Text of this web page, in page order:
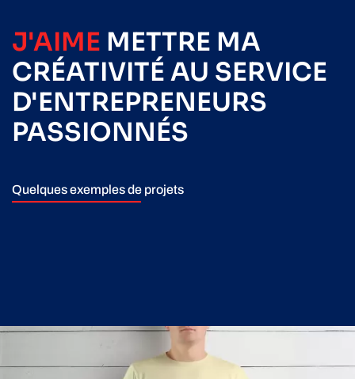
J'AIME METTRE MA
CRÉATIVITÉ AU SERVICE
D'ENTREPRENEURS
PASSIONNÉS
Quelques exemples de projets